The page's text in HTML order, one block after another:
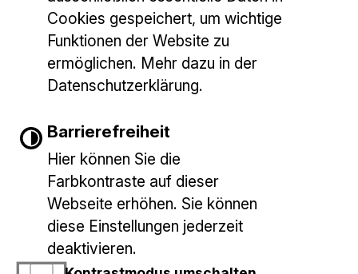
Cookies gespeichert, um wichtige
Funktionen der Website zu
ermöglichen. Mehr dazu in der
Datenschutzerklärung.
Barrierefreiheit
Hier können Sie die
Farbkontraste auf dieser
Webseite erhöhen. Sie können
diese Einstellungen jederzeit
deaktivieren.
Gemeinde Baltmannsweiler
E-Mail schreiben
Bankverbindungen
Marktplatz 1
73666 Baltmannsweiler
Tel.: 07153/9427-0